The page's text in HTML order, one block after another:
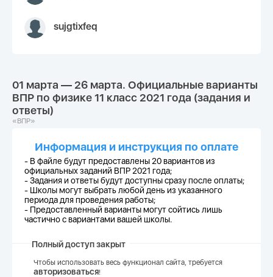
sujgtixfeq
01 марта — 26 марта. Официальные варианты
ВПР по физике 11 класс 2021 года (задания и
ответы)
«ВПР»
Информация и инструкция по оплате
- В файле будут предоставлены 20 вариантов из
официальных заданий ВПР 2021 года;
-Задания и ответы будут доступны сразу после оплаты;
- Школы могут выбрать любой день из указанного
периода для проведения работы;
- Предоставленный варианты могут сойтись лишь
частично с вариантами вашей школы.
Полный доступ закрыт
Чтобы использовать весь функционал сайта, требуется
авторизоваться!